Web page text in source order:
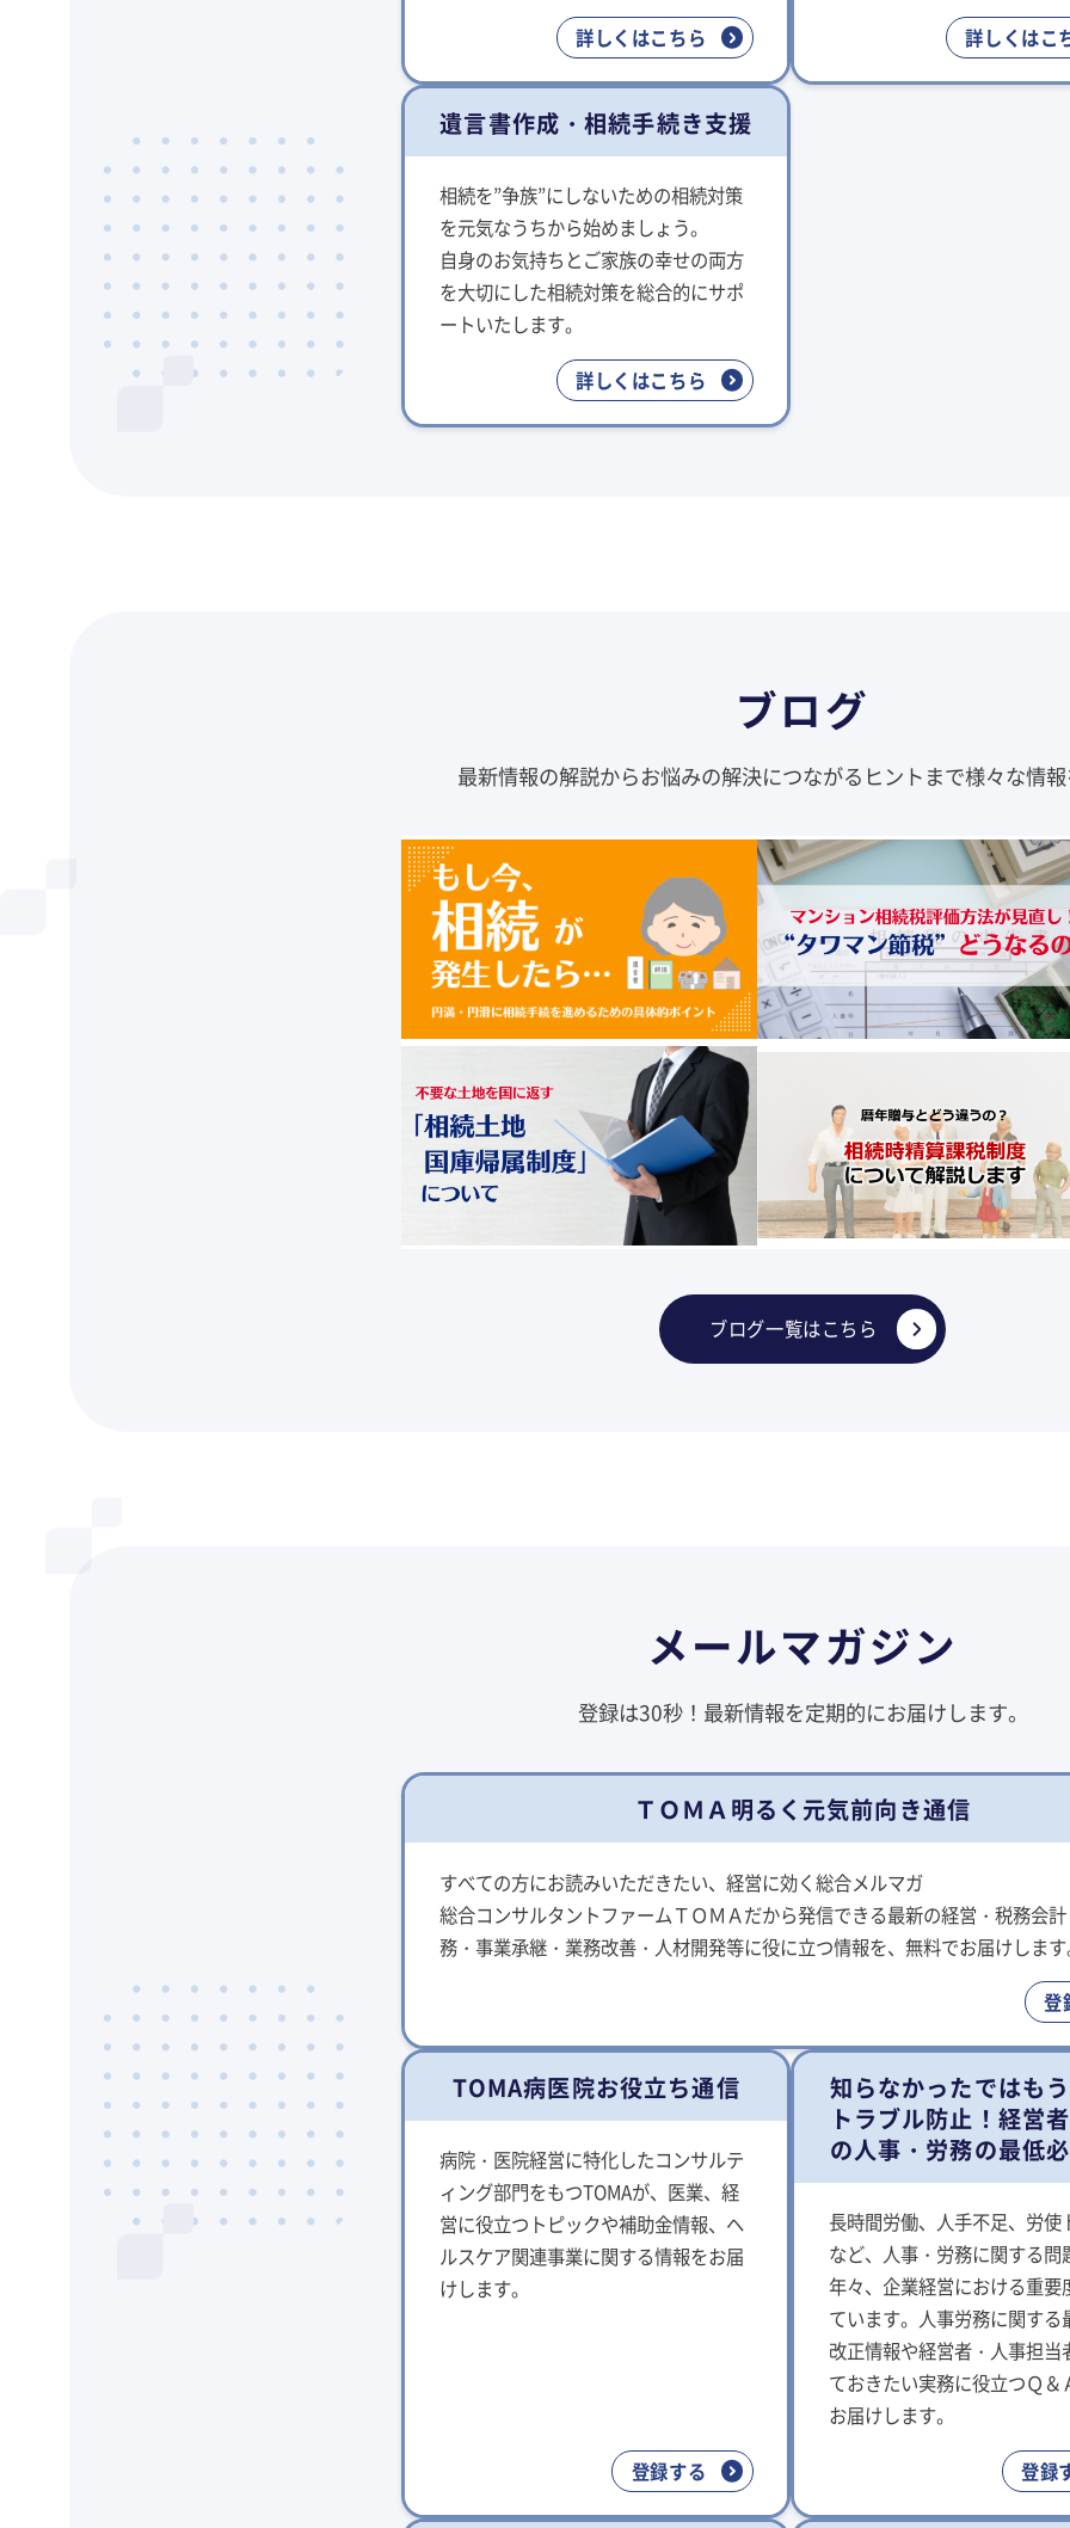
詳しくはこちら 詳しくはこ
遺言書作成・相続手続き支援
相続を”争族”にしないための相続対策
を元気なうちから始めましょう。
自身のお気持ちとご家族の幸せの両方
を大切にした相続対策を総合的にサポ
ートいたします。
詳しくはこちら
ブログ
最新情報の解説からお悩みの解決につながるヒントまで様々な情
ブログ一覧はこちら
メールマガジン
登録は30秒！最新情報を定期的にお届けします。
ＴＯＭＡ明るく元気前向き通信
すべての方にお読みいただきたい、経営に効く総合メルマガ
総合コンサルタントファームＴＯＭＡだから発信できる最新の経営・税務会
務・事業承継・業務改善・人材開発等に役に立つ情報を、無料でお届けしま
登
TOMA病医院お役立ち通信
病院・医院経営に特化したコンサルテ
ィング部門をもつTOMAが、医業、経
営に役立つトピックや補助金情報、ヘ
ルスケア関連事業に関する情報をお届
けします。
登録する
知らなかったではも
トラブル防止！経営
の人事・労務の最低
長時間労働、人手不足、労使
など、人事・労務に関する問
年々、企業経営における重要
ています。人事労務に関する
改正情報や経営者・人事担当
ておきたい実務に役立つＱ＆
お届けします。
登録